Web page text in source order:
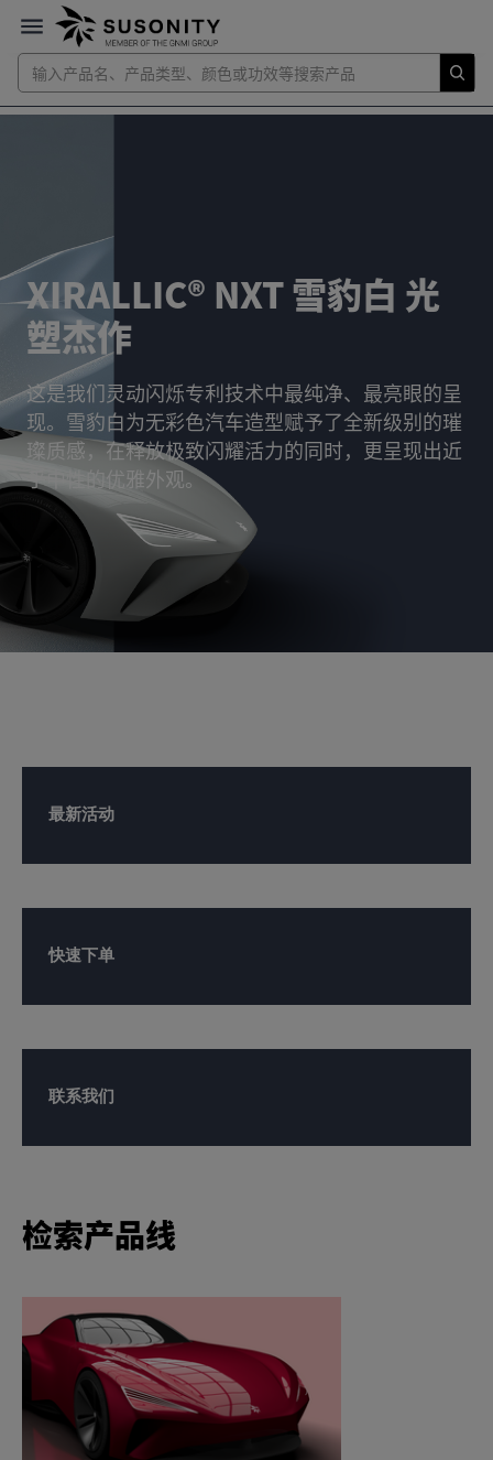
XIRALLIC® NXT 雪豹白 光
塑杰作
这是我们灵动闪烁专利技术中最纯净、最亮眼的呈
现。雪豹白为无彩色汽车造型赋予了全新级别的璀
璨质感，在释放极致闪耀活力的同时，更呈现出近
乎中性的优雅外观。
最新活动
快速下单
联系我们
检索产品线